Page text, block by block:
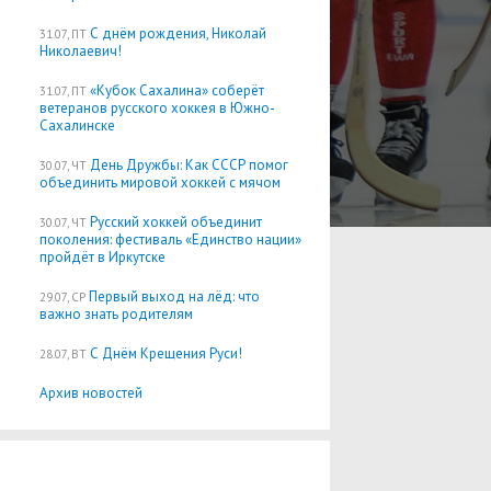
31.07, ПТ С днём рождения, Николай
Николаевич!
31.07, ПТ «Кубок Сахалина» соберёт
ветеранов русского хоккея в Южно-
Сахалинске
30.07, ЧТ День Дружбы: Как СССР помог
объединить мировой хоккей с мячом
30.07, ЧТ Русский хоккей объединит
поколения: фестиваль «Единство нации»
пройдёт в Иркутске
29.07, СР Первый выход на лёд: что
важно знать родителям
28.07, ВТ С Днём Крещения Руси!
Архив новостей